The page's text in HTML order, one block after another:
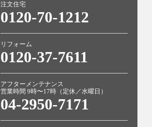
注文住宅
0120-70-1212
リフォーム
0120-37-7611
アフターメンテナンス
営業時間 9時〜17時（定休／水曜日）
04-2950-7171